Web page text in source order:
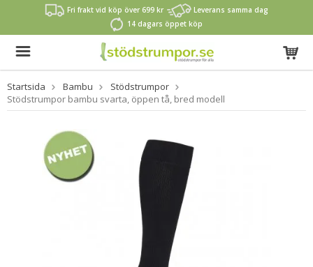
Fri frakt vid köp över 699 kr
Leverans samma dag
14 dagars öppet köp
Startsida Bambu
Stödstrumpor
Stödstrumpor bambu svarta, öppen tå, bred modell